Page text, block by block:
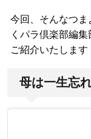
今回、そんなつ
くパラ倶楽部編
ご紹介いたします
母は一生忘